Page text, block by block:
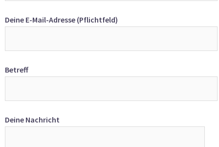
Deine E-Mail-Adresse (Pflichtfeld)
Betreff
Deine Nachricht